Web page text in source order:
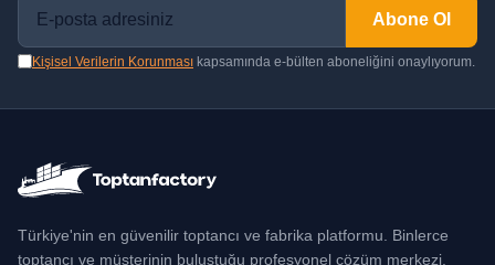
Abone Ol
Kişisel Verilerin Korunması kapsamında e-bülten aboneliğini onaylıyorum.
Türkiye'nin en güvenilir toptancı ve fabrika platformu. Binlerce
toptancı ve müşterinin buluştuğu profesyonel çözüm merkezi.